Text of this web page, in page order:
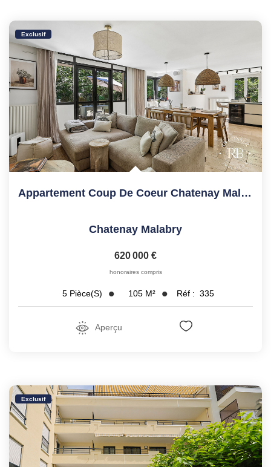
Exclusif
Appartement Coup De Coeur Chatenay Malabry 5 Pièce(s)
Chatenay Malabry
620 000 €
honoraires compris
5 Pièce(s) 105 M² Réf : 335
Aperçu
Exclusif